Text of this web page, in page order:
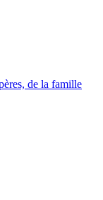
de la famille